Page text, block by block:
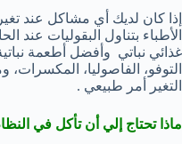
إذا كان لديك أي مشاكل عند
الأطباء بتناول البقوليات عند
غذائي نباتي وأفضل أطعمة
التوفو، الفاصوليا،
التغير أمر طبيعي .
ماذا تحتاج إلي أن تأكل في